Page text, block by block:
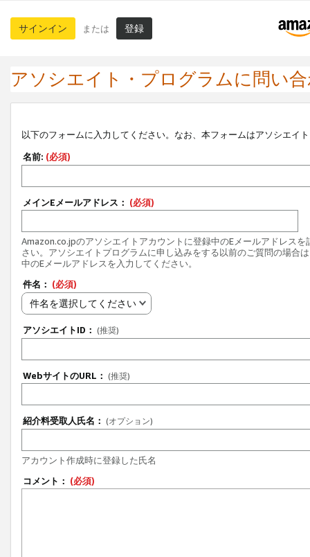
サインイン または 登録
アソシエイト・プログラムに問い
以下のフォームに入力してください。なお、本フォームはアソシエイ
名前: (必須)
メインEメールアドレス： (必須)
Amazon.co.jpのアソシエイトアカウントに登録中のEメールアドレスを
さい。アソシエイトプログラムに申し込みをする以前のご質問の場合
中のEメールアドレスを入力してください。
件名： (必須)
件名を選択してください
アソシエイトID： (推奨)
WebサイトのURL： (推奨)
紹介料受取人氏名： (オプション)
アカウント作成時に登録した氏名
コメント： (必須)